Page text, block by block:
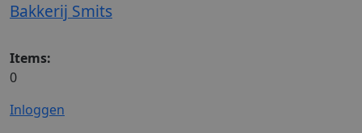
Bakkerij Smits
Items:
0
Inloggen